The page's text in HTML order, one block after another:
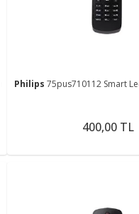
Philips 75pus710112 Smart
400,00 TL